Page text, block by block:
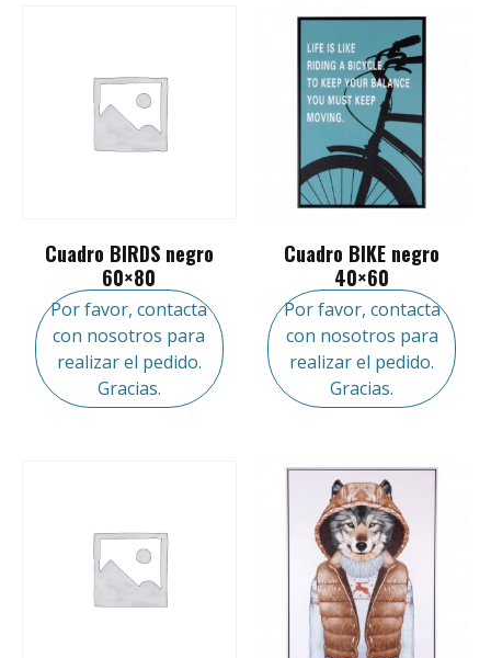
Cuadro BIRDS negro
60×80
Por favor, contacta
con nosotros para
realizar el pedido.
Gracias.
Cuadro BIKE negro
40×60
Por favor, contacta
con nosotros para
realizar el pedido.
Gracias.